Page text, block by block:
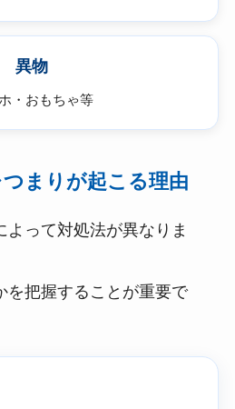
異物
・おもちゃ等
まりが起こる理由
よって対処法が異なりま
を把握することが重要で